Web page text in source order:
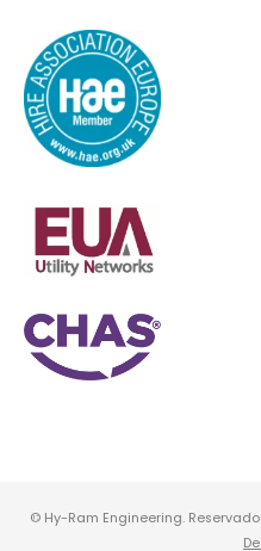
© Hy-Ram Engineering.